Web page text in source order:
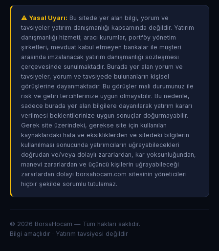
⚠ Yasal Uyarı: Bu sitede yer alan bilgi, yorum ve
tavsiyeler yatırım danışmanlığı kapsamında değildir. Yatırım
danışmanlığı hizmeti; aracı kurumlar, portföy yönetim
şirketleri, mevduat kabul etmeyen bankalar ile müşteri
arasında imzalanacak yatırım danışmanlığı sözleşmesi
çerçevesinde sunulmaktadır. Burada yer alan yorum ve
tavsiyeler, yorum ve tavsiyede bulunanların kişisel
görüşlerine dayanmaktadır. Bu görüşler mali durumunuz ile
risk ve getiri tercihlerinize uygun olmayabilir. Bu nedenle,
sadece burada yer alan bilgilere dayanılarak yatırım kararı
verilmesi beklentilerinize uygun sonuçlar doğurmayabilir.
Gerek site üzerindeki, gerekse site için kullanılan
kaynaklardaki hata ve eksikliklerden ve sitedeki bilgilerin
kullanılması sonucunda yatırımcıların uğrayabilecekleri
doğrudan ve/veya dolaylı zararlardan, kar yoksunluğundan,
manevi zararlardan ve üçüncü kişilerin uğrayabileceği
zararlardan dolayı borsahocam.com sitesinin yöneticileri
hiçbir şekilde sorumlu tutulamaz.
© 2026 BorsaHocam — Tüm hakları saklıdır.
Bilgi amaçlıdır · Yatırım tavsiyesi değildir